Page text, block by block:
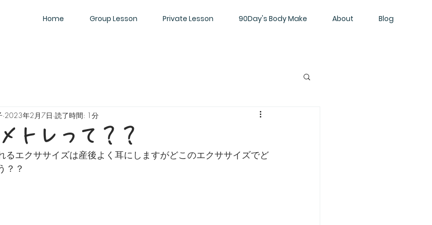
Home Group Lesson Private Lesson 90Day's Body Make About Blog
トレって？？
2023年2月7日 読了時間: 1分
るエクササイズは産後よく耳にしますがどこのエクササイズでど
？？